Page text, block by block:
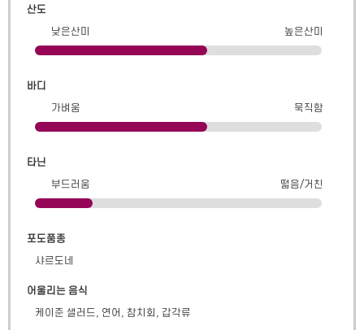
산도
낮은산미
높은산미
바디
가벼움
묵직함
타닌
부드러움
떫음/거친
포도품종
샤르도네
어울리는 음식
케이준 샐러드, 연어, 참치회, 갑각류